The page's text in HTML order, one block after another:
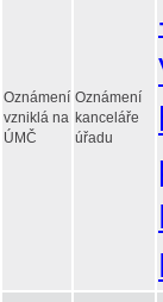
Oznámení
vzniklá na
ÚMČ
Oznámení
kanceláře
úřadu